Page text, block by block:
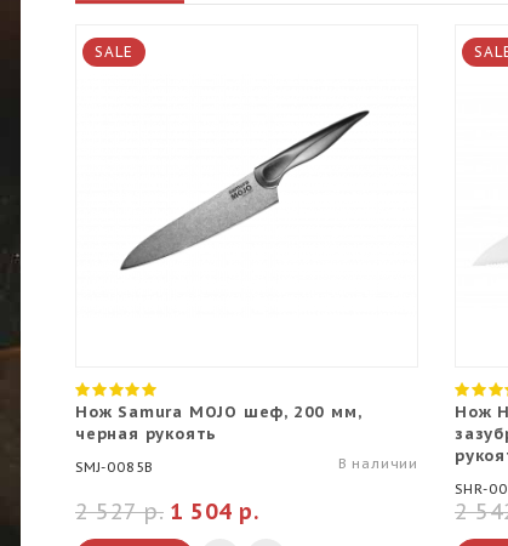
SALE
Нож Samura MOJO шеф, 200 мм,
черная рукоять
SMJ-0085B В наличии
1 504 р.
2 527 р.
Нож
SHR-
2